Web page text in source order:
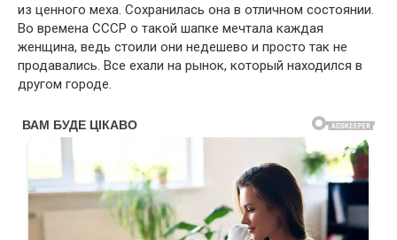
из ценного меха. Сохранилась она в отличном состоянии.
Во времена СССР о такой шапке мечтала каждая
женщина, ведь стоили они недешево и просто так не
продавались. Все ехали на рынок, который находился в
другом городе.